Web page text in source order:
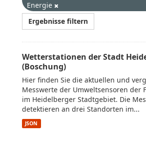
Energie
Ergebnisse filtern
Wetterstationen der Stadt
(Boschung)
Hier finden Sie die aktuellen und
Messwerte der Umweltsensoren der
im Heidelberger Stadtgebiet. Die
detektieren an drei Standorten im...
JSON